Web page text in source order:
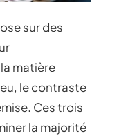
sur des
matière
le contraste
Ces trois
la majorité